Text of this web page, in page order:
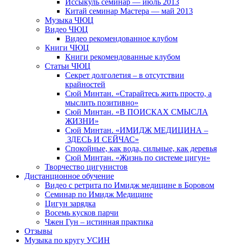
Иссыкуль семинар — июль 2013
Китай семинар Мастера — май 2013
Музыка ЧЮЦ
Видео ЧЮЦ
Видео рекомендованное клубом
Книги ЧЮЦ
Книги рекомендованные клубом
Статьи ЧЮЦ
Секрет долголетия – в отсутствии
крайностей
Сюй Минтан. «Старайтесь жить просто, а
мыслить позитивно»
Сюй Минтан. «В ПОИСКАХ СМЫСЛА
ЖИЗНИ»
Сюй Минтан. «ИМИДЖ МЕДИЦИНА –
ЗДЕСЬ И СЕЙЧАС»
Спокойные, как вода, сильные, как деревья
Сюй Минтан. «Жизнь по системе цигун»
Творчество цигунистов
Дистанционное обучение
Видео с ретрита по Имидж медицине в Боровом
Семинар по Имидж Медицине
Цигун зарядка
Восемь кусков парчи
Чжен Гун – истинная практика
Отзывы
Музыка по кругу УСИН